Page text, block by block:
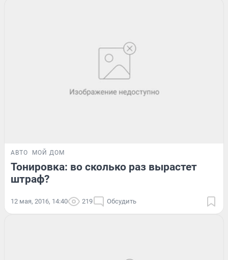
АВТО МОЙ ДОМ
Тонировка: во сколько раз вырастет
штраф?
12 мая, 2016, 14:40 219 Обсудить